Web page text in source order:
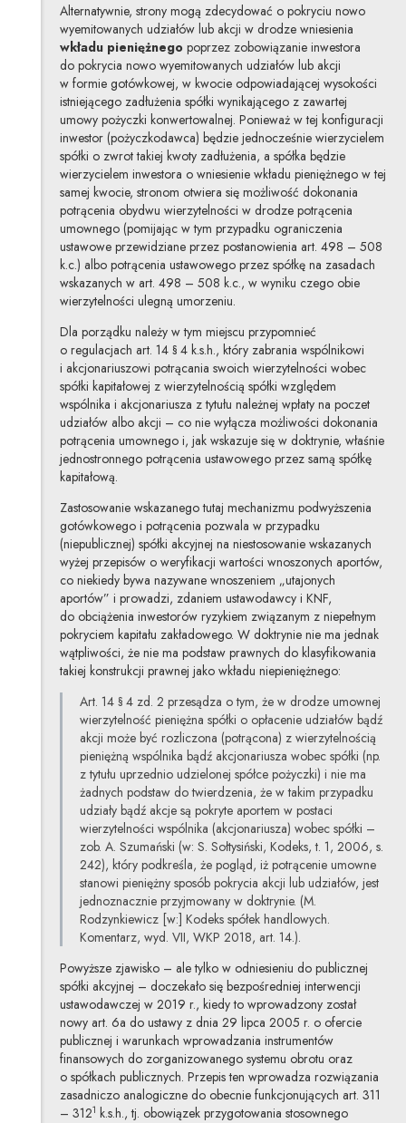
Alternatywnie, strony mogą zdecydować o pokryciu nowo
wyemitowanych udziałów lub akcji w drodze wniesienia
wkładu pieniężnegopoprzez zobowiązanie inwestora
do pokrycia nowo wyemitowanych udziałów lub akcji
w formie gotówkowej, w kwocie odpowiadającej wysokości
istniejącego zadłużenia spółki wynikającego z zawartej
umowy pożyczki konwertowalnej. Ponieważ w tej konfiguracji
inwestor (pożyczkodawca) będzie jednocześnie wierzycielem
spółki o zwrot takiej kwoty zadłużenia, a spółka będzie
wierzycielem inwestora o wniesienie wkładu pieniężnego w tej
samej kwocie, stronom otwiera się możliwość dokonania
potrącenia obydwu wierzytelności w drodze potrącenia
umownego (pomijając w tym przypadku ograniczenia
ustawowe przewidziane przez postanowienia art. 498 – 508
k.c.) albo potrącenia ustawowego przez spółkę na zasadach
wskazanych w art. 498 – 508 k.c., w wyniku czego obie
wierzytelności ulegną umorzeniu.
Dla porządku należy w tym miejscu przypomnieć
o regulacjach art. 14 § 4 k.s.h., który zabrania wspólnikowi
i akcjonariuszowi potrącania swoich wierzytelności wobec
spółki kapitałowej z wierzytelnością spółki względem
wspólnika i akcjonariusza z tytułu należnej wpłaty na poczet
udziałów albo akcji – co nie wyłącza możliwości dokonania
potrącenia umownego i, jak wskazuje się w doktrynie, właśnie
jednostronnego potrącenia ustawowego przez samą spółkę
kapitałową.
Zastosowanie wskazanego tutaj mechanizmu podwyższenia
gotówkowego i potrącenia pozwala w przypadku
(niepublicznej) spółki akcyjnej na niestosowanie wskazanych
wyżej przepisów o weryfikacji wartości wnoszonych aportów,
co niekiedy bywa nazywane wnoszeniem „utajonych
aportów” i prowadzi, zdaniem ustawodawcy i KNF,
do obciążenia inwestorów ryzykiem związanym z niepełnym
pokryciem kapitału zakładowego. W doktrynie nie ma jednak
wątpliwości, że nie ma podstaw prawnych do klasyfikowania
takiej konstrukcji prawnej jako wkładu niepieniężnego:
Art. 14 § 4 zd. 2 przesądza o tym, że w drodze umownej
wierzytelność pieniężna spółki o opłacenie udziałów bądź
akcji może być rozliczona (potrącona) z wierzytelnością
pieniężną wspólnika bądź akcjonariusza wobec spółki (np.
z tytułu uprzednio udzielonej spółce pożyczki) i nie ma
żadnych podstaw do twierdzenia, że w takim przypadku
udziały bądź akcje są pokryte aportem w postaci
wierzytelności wspólnika (akcjonariusza) wobec spółki –
zob. A. Szumański (w: S. Sołtysiński, Kodeks, t. 1, 2006, s.
242), który podkreśla, że pogląd, iż potrącenie umowne
stanowi pieniężny sposób pokrycia akcji lub udziałów, jest
jednoznacznie przyjmowany w doktrynie. (M.
Rodzynkiewicz [w:] Kodeks spółek handlowych.
Komentarz, wyd. VII, WKP 2018, art. 14.).
Powyższe zjawisko – ale tylko w odniesieniu do publicznej
spółki akcyjnej – doczekało się bezpośredniej interwencji
ustawodawczej w 2019 r., kiedy to wprowadzony został
nowy art. 6a do ustawy z dnia 29 lipca 2005 r. o ofercie
publicznej i warunkach wprowadzania instrumentów
finansowych do zorganizowanego systemu obrotu oraz
o spółkach publicznych. Przepis ten wprowadza rozwiązania
zasadniczo analogiczne do obecnie funkcjonujących art. 311
– 3121 k.s.h., tj. obowiązek przygotowania stosownego